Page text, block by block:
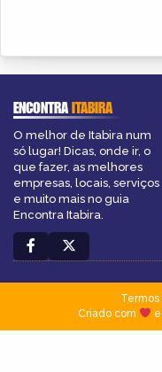
ENCONTRAITABIRA
O melhor de Itabira num
só lugar! Dicas, onde ir, o
que fazer, as melhores
empresas, locais, serviços
e muito mais no guia
Encontra Itabira.
Termos|
Criado com
e